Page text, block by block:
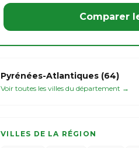
Comparer
Pyrénées-Atlantiques (64)
Voir toutes les villes du département →
VILLES DE LA RÉGION